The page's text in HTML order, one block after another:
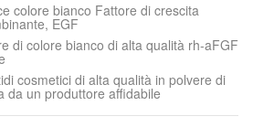
colore bianco Fattore di crescita
EGF
di colore bianco di alta qualità rh-aFGF
cosmetici di alta qualità in polvere di
da un produttore affidabile